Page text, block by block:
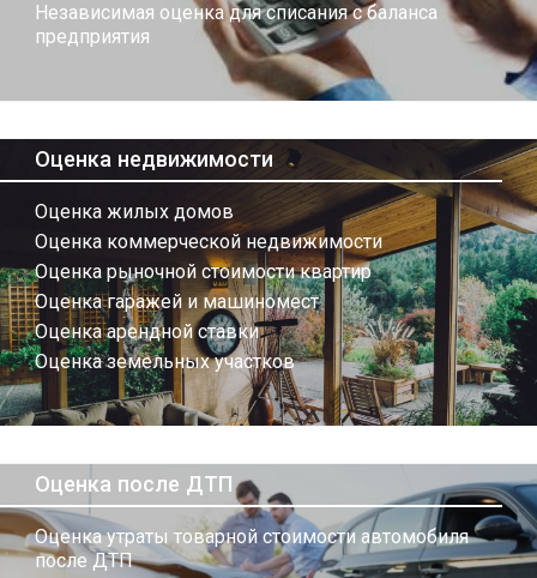
Независимая оценка для списания с баланса
предприятия
Оценка недвижимости
Оценка жилых домов
Оценка коммерческой недвижимости
Оценка рыночной стоимости квартир
Оценка гаражей и машиномест
Оценка арендной ставки
Оценка земельных участков
Оценка после ДТП
Оценка утраты товарной стоимости автомобиля
после ДТП